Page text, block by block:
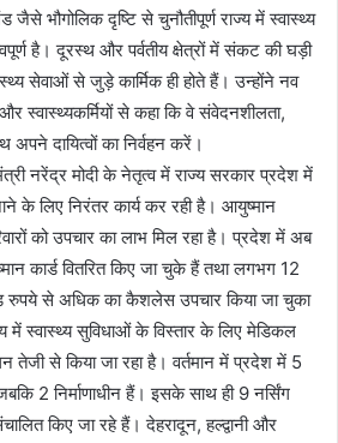
जैसे भौगोलिक दृष्टि से चुनौतीपूर्ण राज्य में स्वास्थ्य
है। दूरस्थ और पर्वतीय क्षेत्रों में संकट की घड़ी
सेवाओं से जुड़े कार्मिक ही होते हैं। उन्होंने नव
स्वास्थ्यकर्मियों से कहा कि वे संवेदनशीलता,
दायित्वों का निर्वहन करें।
नरेंद्र मोदी के नेतृत्व में राज्य सरकार प्रदेश में
के लिए निरंतर कार्य कर रही है। आयुष्मान
को उपचार का लाभ मिल रहा है। प्रदेश में अब
कार्ड वितरित किए जा चुके हैं तथा लगभग 12
रुपये से अधिक का कैशलेस उपचार किया जा चुका
में स्वास्थ्य सुविधाओं के विस्तार के लिए मेडिकल
तेजी से किया जा रहा है। वर्तमान में प्रदेश में 5
2 निर्माणाधीन हैं। इसके साथ ही 9 नर्सिंग
किए जा रहे हैं। देहरादून, हल्द्वानी और